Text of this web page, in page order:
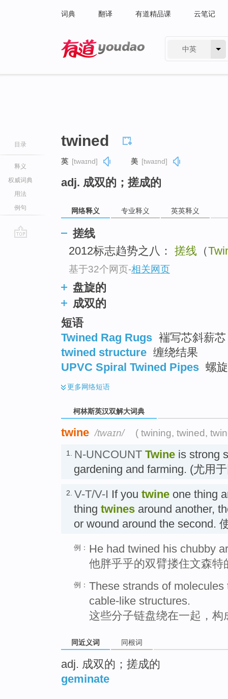
词典 翻译 有道精品课 云笔记
中英
目录
释义
权威词典
用法
例句
twined
英 [twaɪnd] 美 [twaɪnd]
adj. 成双的；搓成的
网络释义 专业释义 英英释义
搓线
2012标志趋势之八： 搓线 （
基于32个网页-相关网页
盘旋的
成双的
短语
Twined Rag Rugs 褍写芯斜薪芯
twined structure 缠绕结果
UPVC Spiral Twined Pipes 螺
更多网络短语
柯林斯英汉双解大词典
twine /twaɪn/ ( twining, twined,
1. N-UNCOUNT Twine is strong
gardening and farming. (尤用
2. V-T/V-I If you twine one thing
thing twines around another,
or wound around the second.
例： He had twined his chubby
他胖乎乎的双臂搂住文森特
例： These strands of
cable-like structures.
这些分子链盘绕在一起，构
同近义词 同根词
adj. 成双的；搓成的
geminate